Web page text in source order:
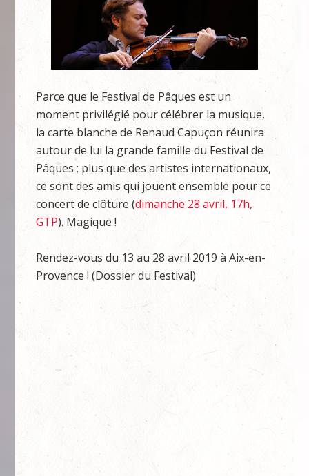
Parce que le Festival de Pâques est un
moment privilégié pour célébrer la musique,
la carte blanche de Renaud Capuçon réunira
autour de lui la grande famille du Festival de
Pâques ; plus que des artistes internationaux,
ce sont des amis qui jouent ensemble pour ce
concert de clôture (dimanche 28 avril, 17h,
GTP). Magique !
Rendez-vous du 13 au 28 avril 2019 à Aix-en-
Provence ! (Dossier du Festival)